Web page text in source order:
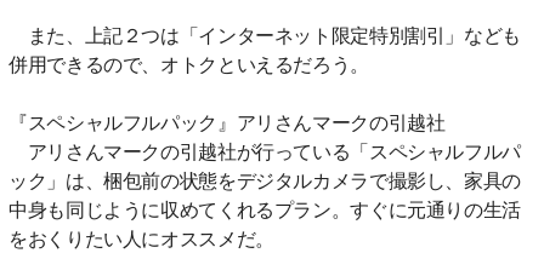
また、上記２つは「インターネット限定特別割引」なども
併用できるので、オトクといえるだろう。
『スペシャルフルパック』アリさんマークの引越社
アリさんマークの引越社が行っている「スペシャルフルパ
ック」は、梱包前の状態をデジタルカメラで撮影し、家具の
中身も同じように収めてくれるプラン。すぐに元通りの生活
をおくりたい人にオススメだ。